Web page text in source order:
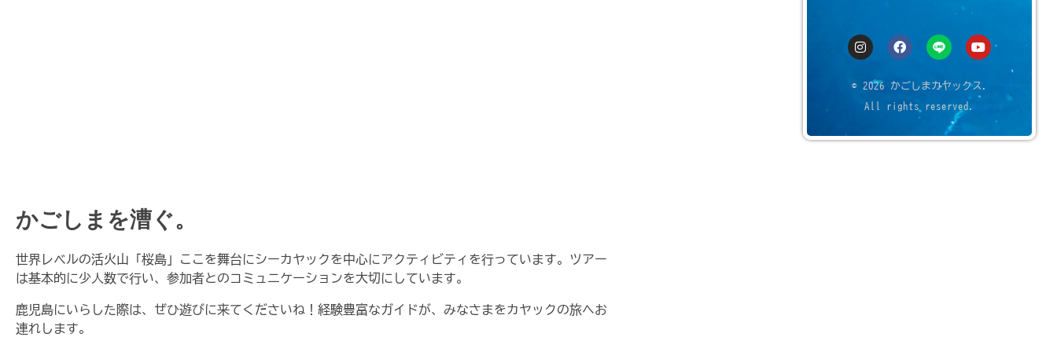
© 2026 かごしまカヤックス.
All rights reserved.
かごしまを漕ぐ。
世界レベルの活火山「桜島」ここを舞台にシーカヤックを中心にアクティビティを行っています。ツアー
は基本的に少人数で行い、参加者とのコミュニケーションを大切にしています。
鹿児島にいらした際は、ぜひ遊びに来てくださいね！経験豊富なガイドが、みなさまをカヤックの旅へお
連れします。